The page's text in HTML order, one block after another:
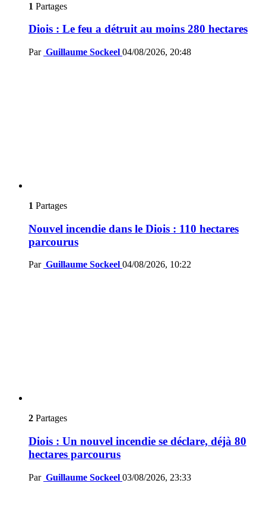
1 Partages
Diois : Le feu a détruit au moins 280 hectares
Par Guillaume Sockeel 04/08/2026, 20:48
1 Partages
Nouvel incendie dans le Diois : 110 hectares
parcourus
Par Guillaume Sockeel 04/08/2026, 10:22
2 Partages
Diois : Un nouvel incendie se déclare, déjà 80
hectares parcourus
Par Guillaume Sockeel 03/08/2026, 23:33